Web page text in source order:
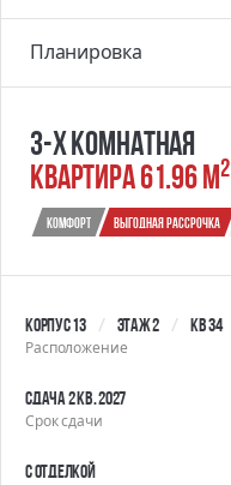
3-х комнатная
квартира 61.96 м2
Комфорт выгодная рассрочка
Корпус 13 Этаж 2 Кв 34
Расположение
Сдача 2 кв. 2027
Срок сдачи
С отделкой
Планировка